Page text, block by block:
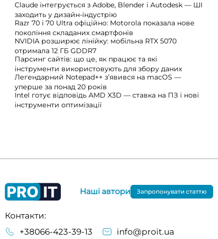
Claude інтегрується з Adobe, Blender і Autodesk — ШІ
заходить у дизайн-індустрію
Razr 70 і 70 Ultra офіційно: Motorola показала нове
покоління складаних смартфонів
NVIDIA розширює лінійку: мобільна RTX 5070
отримала 12 ГБ GDDR7
Парсинг сайтів: що це, як працює та які
інструменти використовують для збору даних
Легендарний Notepad++ з’явився на macOS —
уперше за понад 20 років
Intel готує відповідь AMD X3D — ставка на ПЗ і нові
інструменти оптимізації
Контакти:
+38066-423-39-13
info@proit.ua
Наші автори Запропонувати статтю